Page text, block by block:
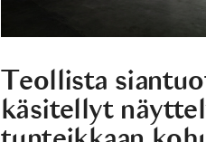
Teollista
käsitellyt